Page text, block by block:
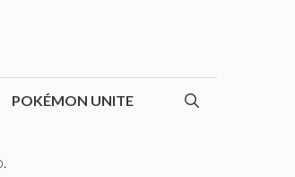
POKÉMON UNITE